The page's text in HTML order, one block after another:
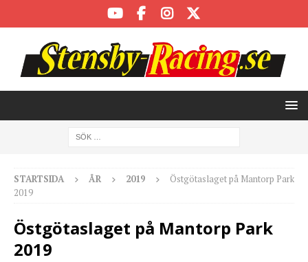
STARTSIDA ÅR 2019
Östgötaslaget på Mantorp Park
2019
Östgötaslaget på Mantorp Park
2019